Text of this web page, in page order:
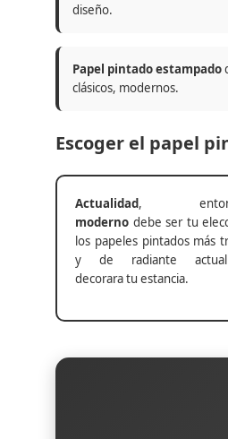
diseño.
Papel pintado estampado
clásicos, modernos.
Escoger el papel
Actualidad,
moderno debe ser tu
los papeles pintados más
y de radiante
decorara tu estancia.